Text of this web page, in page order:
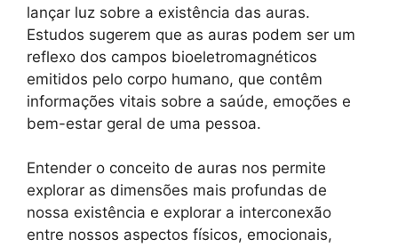
lançar luz sobre a existência das auras.
Estudos sugerem que as auras podem ser um
reflexo dos campos bioeletromagnéticos
emitidos pelo corpo humano, que contêm
informações vitais sobre a saúde, emoções e
bem-estar geral de uma pessoa.
Entender o conceito de auras nos permite
explorar as dimensões mais profundas de
nossa existência e explorar a interconexão
entre nossos aspectos físicos, emocionais,